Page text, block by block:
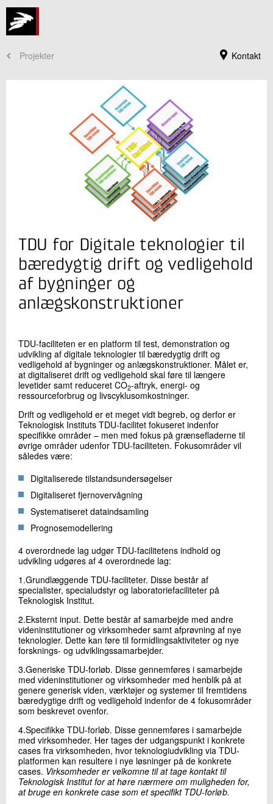
Kontakt
Projekter
Ricardo Antonio Barbosa
Sektionsleder
Beton
+45 72 20 11 96
Send e-mail
Skriv til mig
TDU for Digitale teknologier til
bæredygtig drift og vedligehold
af bygninger og
anlægskonstruktioner
TDU-faciliteten er en platform til test, demonstration og
udvikling af digitale teknologier til bæredygtig drift og
vedligehold af bygninger og anlægskonstruktioner. Målet er,
at digitaliseret drift og vedligehold skal føre til længere
levetider samt reduceret CO2-aftryk, energi- og
ressourceforbrug og livscyklusomkostninger.
Drift og vedligehold er et meget vidt begreb, og derfor er
Teknologisk Instituts TDU-facilitet fokuseret indenfor
specifikke områder – men med fokus på grænsefladerne til
øvrige områder udenfor TDU-faciliteten. Fokusområder vil
således være:
Digitaliserede tilstandsundersøgelser
Digitaliseret fjernovervågning
Systematiseret dataindsamling
Prognosemodellering
4 overordnede lag udgør TDU-facilitetens indhold og
udvikling udgøres af 4 overordnede lag:
1.Grundlæggende TDU-faciliteter. Disse består af
specialister, specialudstyr og laboratoriefaciliteter på
Teknologisk Institut.
2.Eksternt input. Dette består af samarbejde med andre
videninstitutioner og virksomheder samt afprøvning af nye
teknologier. Dette kan føre til formidlingsaktiviteter og nye
forsknings- og udviklingssamarbejder.
3.Generiske TDU-forløb. Disse gennemføres i samarbejde
med videninstitutioner og virksomheder med henblik på at
genere generisk viden, værktøjer og systemer til fremtidens
bæredygtige drift og vedligehold indenfor de 4 fokusområder
som beskrevet ovenfor.
4.Specifikke TDU-forløb. Disse gennemføres i samarbejde
med virksomheder. Her tages der udgangspunkt i konkrete
cases fra virksomheden, hvor teknologiudvikling via TDU-
platformen kan resultere i nye løsninger på de konkrete
cases. Virksomheder er velkomne til at tage kontakt til
Teknologisk Institut for at høre nærmere om muligheden for,
at bruge en konkrete case som et specifikt TDU-forløb.